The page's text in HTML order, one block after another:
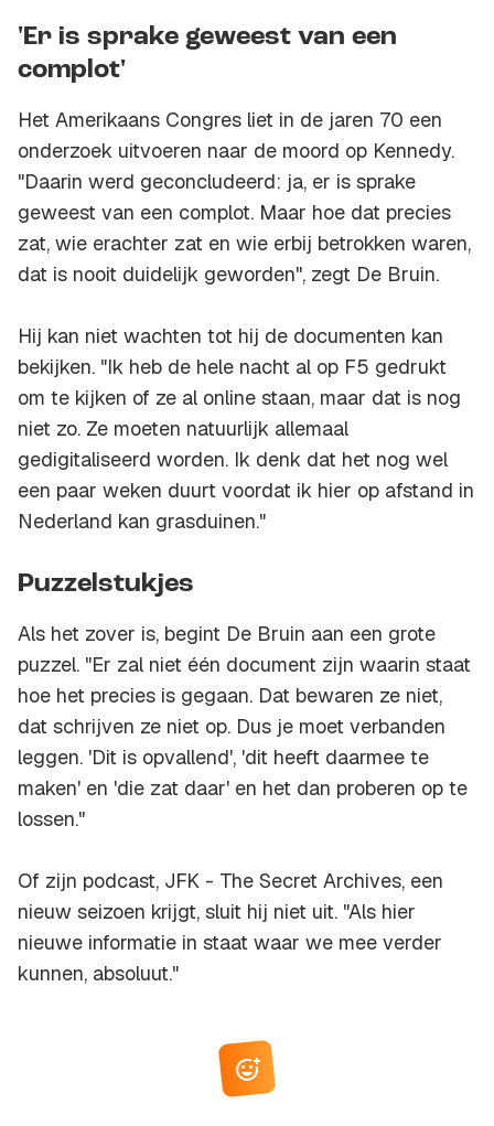
'Er is sprake geweest van een
complot'
Het Amerikaans Congres liet in de jaren 70 een
onderzoek uitvoeren naar de moord op Kennedy.
"Daarin werd geconcludeerd: ja, er is sprake
geweest van een complot. Maar hoe dat precies
zat, wie erachter zat en wie erbij betrokken waren,
dat is nooit duidelijk geworden", zegt De Bruin.
Hij kan niet wachten tot hij de documenten kan
bekijken. "Ik heb de hele nacht al op F5 gedrukt
om te kijken of ze al online staan, maar dat is nog
niet zo. Ze moeten natuurlijk allemaal
gedigitaliseerd worden. Ik denk dat het nog wel
een paar weken duurt voordat ik hier op afstand in
Nederland kan grasduinen."
Puzzelstukjes
Als het zover is, begint De Bruin aan een grote
puzzel. "Er zal niet één document zijn waarin staat
hoe het precies is gegaan. Dat bewaren ze niet,
dat schrijven ze niet op. Dus je moet verbanden
leggen. 'Dit is opvallend', 'dit heeft daarmee te
maken' en 'die zat daar' en het dan proberen op te
lossen."
Of zijn podcast, JFK - The Secret Archives, een
nieuw seizoen krijgt, sluit hij niet uit. "Als hier
nieuwe informatie in staat waar we mee verder
kunnen, absoluut."